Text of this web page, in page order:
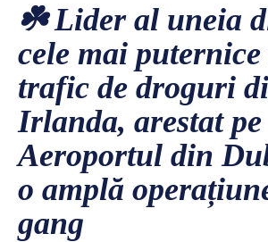
☘️ Lider al uneia
cele mai puternice
trafic de droguri
Irlanda, arestat pe
Aeroportul din
o amplă
gang